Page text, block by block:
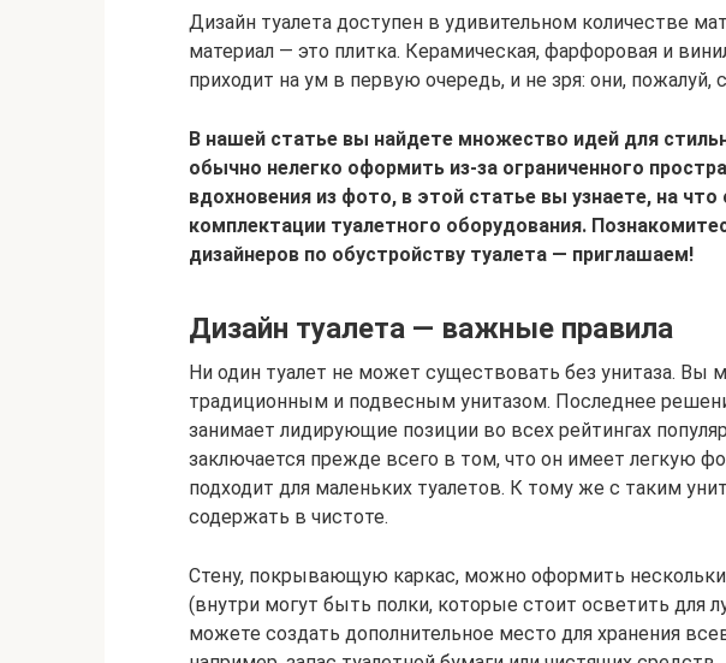
Дизайн туалета доступен в удивительном количестве
материал — это плитка. Керамическая, фарфоровая и
приходит на ум в первую очередь, и не зря: они,
В нашей статье вы найдете множество идей для
обычно нелегко оформить из-за ограниченного
вдохновения из фото, в этой статье вы узнаете, на
комплектации туалетного оборудования.
дизайнеров по обустройству туалета — приглашаем!
Дизайн туалета — важные правила
Ни один туалет не может существовать без унитаза.
традиционным и подвесным унитазом. Последнее
занимает лидирующие позиции во всех рейтингах
заключается прежде всего в том, что он имеет легкую
подходит для маленьких туалетов. К тому же с таким
содержать в чистоте.
Стену, покрывающую каркас, можно оформить
(внутри могут быть полки, которые стоит осветить для
можете создать дополнительное место для хранения